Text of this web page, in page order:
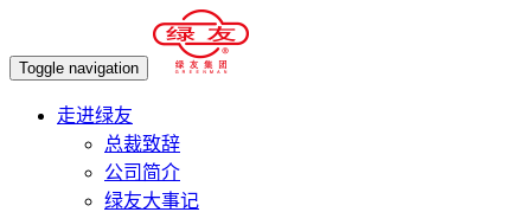
Toggle navigation
走进绿友
总裁致辞
公司简介
绿友大事记